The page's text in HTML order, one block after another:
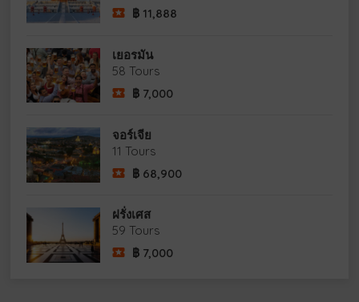
฿ 11,888
เยอรมัน
58 Tours
฿ 7,000
จอร์เจีย
11 Tours
฿ 68,900
ฝรั่งเศส
59 Tours
฿ 7,000